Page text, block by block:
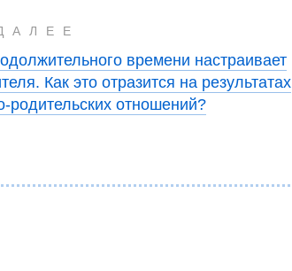
времени настраивает
Как это отразится на результатах
родительских отношений?